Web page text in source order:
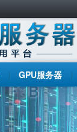
GPU服务器